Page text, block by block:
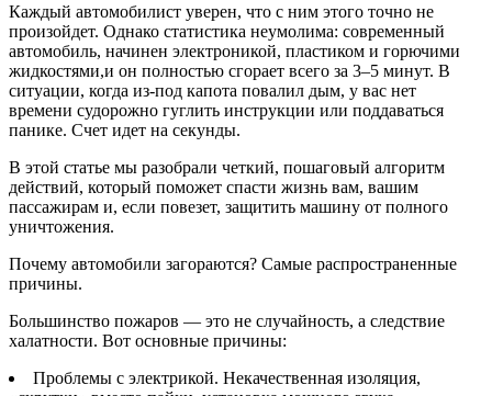
Каждый автомобилист уверен, что с ним этого точно не
произойдет. Однако статистика неумолима: современный
автомобиль, начинен электроникой, пластиком и горючими
жидкостями,и он полностью сгорает всего за 3–5 минут. В
ситуации, когда из-под капота повалил дым, у вас нет
времени судорожно гуглить инструкции или поддаваться
панике. Счет идет на секунды.
В этой статье мы разобрали четкий, пошаговый алгоритм
действий, который поможет спасти жизнь вам, вашим
пассажирам и, если повезет, защитить машину от полного
уничтожения.
Почему автомобили загораются? Самые распространенные
причины.
Большинство пожаров — это не случайность, а следствие
халатности. Вот основные причины:
Проблемы с электрикой. Некачественная изоляция,